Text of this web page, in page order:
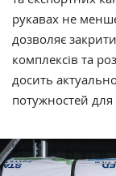
рукавах не
дозволяє
комплексів та
досить
потужностей для